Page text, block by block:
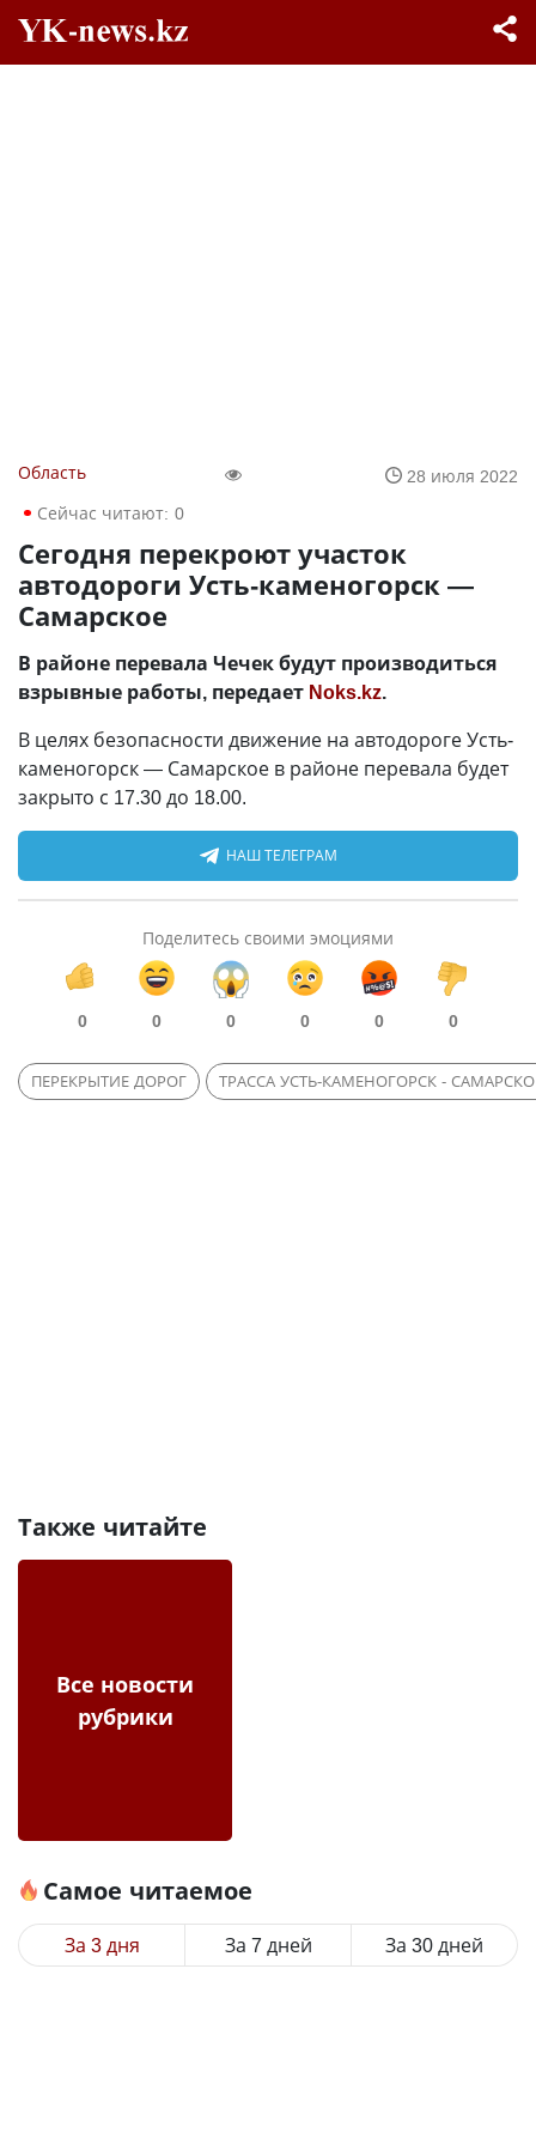
Область
28 июля 2022
Сейчас читают: 0
Сегодня перекроют участок
автодороги Усть-каменогорск —
Самарское
В районе перевала Чечек будут производиться
взрывные работы, передает Noks.kz.
В целях безопасности движение на автодороге Усть-
каменогорск — Самарское в районе перевала будет
закрыто с 17.30 до 18.00.
НАШ ТЕЛЕГРАМ
Поделитесь своими эмоциями
0 0 0 0 0 0
ПЕРЕКРЫТИЕ ДОРОГ ТРАССА УСТЬ-КАМЕНОГОРСК -
Также читайте
Все новости
рубрики
Самое читаемое
За 3 дня За 7 дней За 30 дней